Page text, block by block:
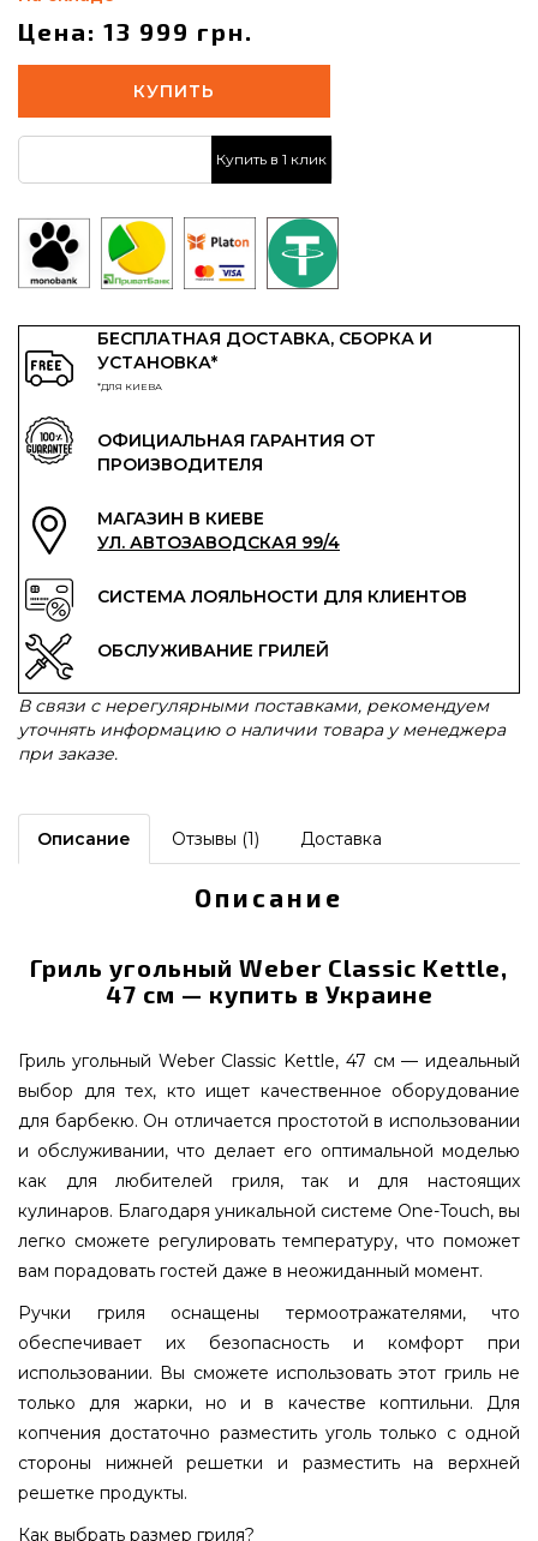
Цена: 13 999 грн.
КУПИТЬ
Купить в 1 клик
БЕСПЛАТНАЯ ДОСТАВКА, СБОРКА И
УСТАНОВКА*
*ДЛЯ КИЕВА
ОФИЦИАЛЬНАЯ ГАРАНТИЯ ОТ
ПРОИЗВОДИТЕЛЯ
МАГАЗИН В КИЕВЕ
УЛ. АВТОЗАВОДСКАЯ 99/4
СИСТЕМА ЛОЯЛЬНОСТИ ДЛЯ КЛИЕНТОВ
ОБСЛУЖИВАНИЕ ГРИЛЕЙ
В связи с нерегулярными поставками, рекомендуем
уточнять информацию о наличии товара у менеджера
при заказе.
Описание Отзывы (1) Доставка
Описание
Гриль угольный Weber Classic Kettle,
47 см — купить в Украине
Гриль угольный Weber Classic Kettle, 47 см — идеальный
выбор для тех, кто ищет качественное оборудование
для барбекю. Он отличается простотой в использовании
и обслуживании, что делает его оптимальной моделью
как для любителей гриля, так и для настоящих
кулинаров. Благодаря уникальной системе One-Touch, вы
легко сможете регулировать температуру, что поможет
вам порадовать гостей даже в неожиданный момент.
Ручки гриля оснащены термоотражателями, что
обеспечивает их безопасность и комфорт при
использовании. Вы сможете использовать этот гриль не
только для жарки, но и в качестве коптильни. Для
копчения достаточно разместить уголь только с одной
стороны нижней решетки и разместить на верхней
решетке продукты.
Как выбрать размер гриля?